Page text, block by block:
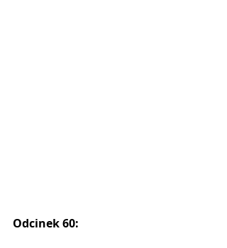
Odcinek 60: